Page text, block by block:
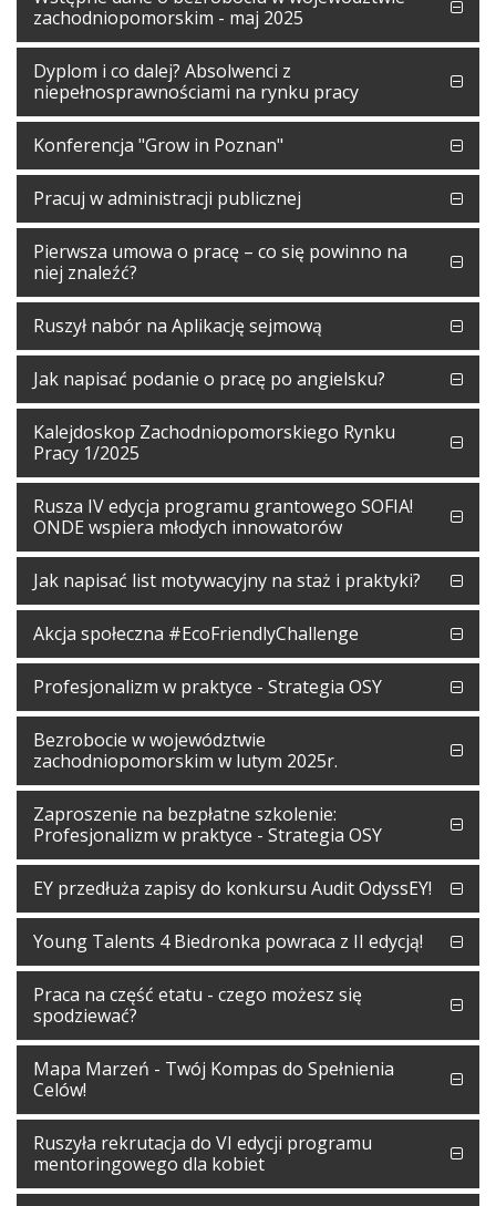
zachodniopomorskim - maj 2025
Dyplom i co dalej? Absolwenci z
niepełnosprawnościami na rynku pracy
Konferencja "Grow in Poznan"
Pracuj w administracji publicznej
Pierwsza umowa o pracę – co się powinno na
niej znaleźć?
Ruszył nabór na Aplikację sejmową
Jak napisać podanie o pracę po angielsku?
Kalejdoskop Zachodniopomorskiego Rynku
Pracy 1/2025
Rusza IV edycja programu grantowego SOFIA!
ONDE wspiera młodych innowatorów
Jak napisać list motywacyjny na staż i praktyki?
Akcja społeczna #EcoFriendlyChallenge
Profesjonalizm w praktyce - Strategia OSY
Bezrobocie w województwie
zachodniopomorskim w lutym 2025r.
Zaproszenie na bezpłatne szkolenie:
Profesjonalizm w praktyce - Strategia OSY
EY przedłuża zapisy do konkursu Audit OdyssEY!
Young Talents 4 Biedronka powraca z II edycją!
Praca na część etatu - czego możesz się
spodziewać?
Mapa Marzeń - Twój Kompas do Spełnienia
Celów!
Ruszyła rekrutacja do VI edycji programu
mentoringowego dla kobiet